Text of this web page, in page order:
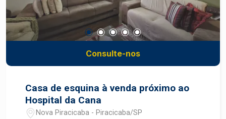
Consulte-nos
Casa de esquina à venda próximo ao
Hospital da Cana
Nova Piracicaba - Piracicaba/SP